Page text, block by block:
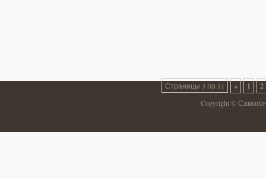
Страницы 3 по 11 « 1 2
Copyright ©